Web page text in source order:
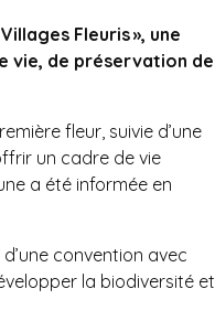
Fleuris », une
vie, de préservation de
fleur, suivie d’une
un cadre de vie
a été informée en
convention avec
la biodiversité et